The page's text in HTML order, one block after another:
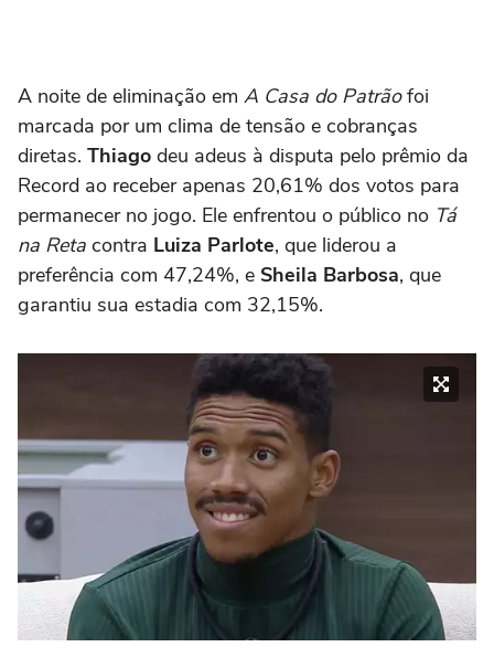
A noite de eliminação em A Casa do Patrãofoi
marcada por um clima de tensão e cobranças
diretas. Thiago deu adeus à disputa pelo prêmio da
Record ao receber apenas 20,61% dos votos para
permanecer no jogo. Ele enfrentou o público no Tá
na Reta contra Luiza Parlote, que liderou a
preferência com 47,24%, e Sheila Barbosa, que
garantiu sua estadia com 32,15%.